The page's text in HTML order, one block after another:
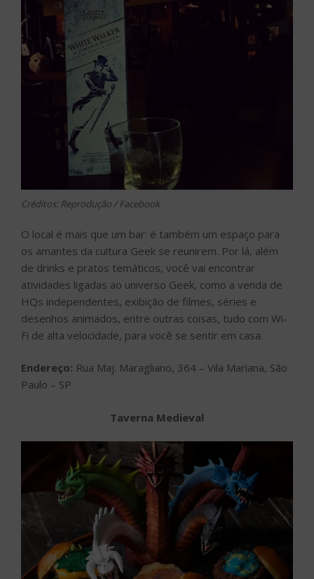
Créditos: Reprodução / Facebook
O local é mais que um bar: é também um espaço para
os amantes da cultura Geek se reunirem. Por lá, além
de drinks e pratos temáticos, você vai encontrar
atividades ligadas ao universo Geek, como a venda de
HQs independentes, exibição de filmes, séries e
desenhos animados, entre outras coisas, tudo com Wi-
Fi de alta velocidade, para você se sentir em casa.
Endereço: Rua Maj. Maragliano, 364 – Vila Mariana, São
Paulo – SP
Taverna Medieval